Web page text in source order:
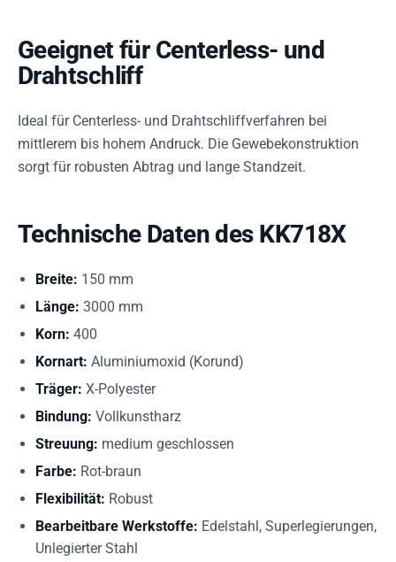
Geeignet für Centerless- und
Drahtschliff
Ideal für Centerless- und Drahtschliffverfahren bei
mittlerem bis hohem Andruck. Die Gewebekonstruktion
sorgt für robusten Abtrag und lange Standzeit.
Technische Daten des KK718X
Breite: 150 mm
Länge: 3000 mm
Korn: 400
Kornart: Aluminiumoxid (Korund)
Träger: X-Polyester
Bindung: Vollkunstharz
Streuung: medium geschlossen
Farbe: Rot-braun
Flexibilität: Robust
Bearbeitbare Werkstoffe: Edelstahl, Superlegierungen,
Unlegierter Stahl